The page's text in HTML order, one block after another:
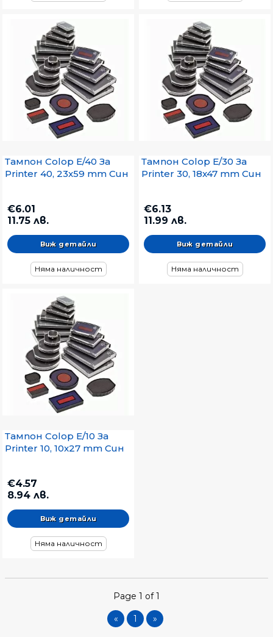
Тампон Colop E/40 За
Printer 40, 23x59 mm Син
€6.01
11.75 лв.
Виж детайли
Няма наличност
Тампон Colop E/30 За
Printer 30, 18x47 mm Син
€6.13
11.99 лв.
Виж детайли
Няма наличност
Тампон Colop E/10 За
Printer 10, 10x27 mm Син
€4.57
8.94 лв.
Виж детайли
Няма наличност
Page 1 of 1
« 1 »